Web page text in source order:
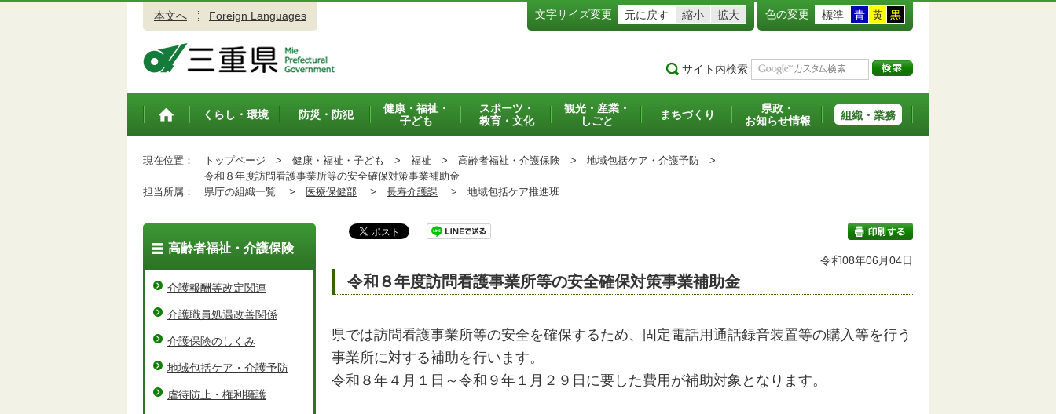
本文へ Foreign Languages 文字サイズ変更 元に戻す 縮小 拡大 色の変更 標準 青 黄 黒
サイト内検索
トップペ
くらし・環境 防災・防犯
健康・福祉・
子ども
スポーツ・
教育・文化
観光・産業・
しごと
まちづくり
県政・
お知らせ情報
組織・業務
現在位置： トップページ > 健康・福祉・子ども > 福祉 > 高齢者福祉・介護保険 > 地域包括ケア・介護予防 >
令和８年度訪問看護事業所等の安全確保対策事業補助金
担当所属：
県庁の組織一覧 > 医療保健部 > 長寿介護課 > 地域包括ケア推進班
印刷する
令和08年06月04日
令和８年度訪問看護事業所等の安全確保対策事業補助金
県では訪問看護事業所等の安全を確保するため、固定電話用通話録音装置等の購入等を行う
事業所に対する補助を行います。
令和８年４月１日～令和９年１月２９日に要した費用が補助対象となります。
高齢者福祉・介護保険
介護報酬等改定関連
介護職員処遇改善関係
介護保険のしくみ
地域包括ケア・介護予防
虐待防止・権利擁護